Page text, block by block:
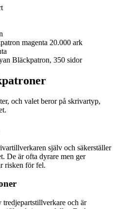
magenta 20.000 ark
Bläckpatron, 350 sidor
och valet beror på skrivartyp,
själv och säkerställer
De är ofta dyrare men ger
risken för fel.
och är